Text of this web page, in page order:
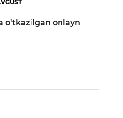
o'tkazilgan onlayn